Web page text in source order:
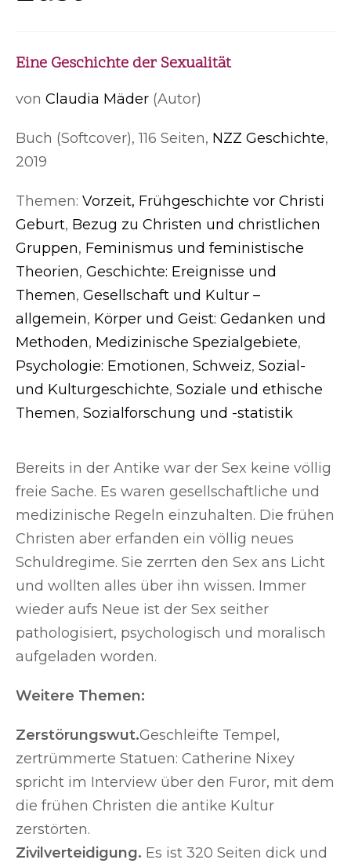
Eine Geschichte der Sexualität
von Claudia Mäder (Autor)
Buch (Softcover), 116 Seiten, NZZ Geschichte,
2019
Themen: Vorzeit, Frühgeschichte vor Christi
Geburt, Bezug zu Christen und christlichen
Gruppen, Feminismus und feministische
Theorien, Geschichte: Ereignisse und
Themen, Gesellschaft und Kultur –
allgemein, Körper und Geist: Gedanken und
Methoden, Medizinische Spezialgebiete,
Psychologie: Emotionen, Schweiz, Sozial-
und Kulturgeschichte, Soziale und ethische
Themen, Sozialforschung und -statistik
Bereits in der Antike war der Sex keine völlig
freie Sache. Es waren gesellschaftliche und
medizinische Regeln einzuhalten. Die frühen
Christen aber erfanden ein völlig neues
Schuldregime. Sie zerrten den Sex ans Licht
und wollten alles über ihn wissen. Immer
wieder aufs Neue ist der Sex seither
pathologisiert, psychologisch und moralisch
aufgeladen worden.
Weitere Themen:
Zerstörungswut.Geschleifte Tempel,
zertrümmerte Statuen: Catherine Nixey
spricht im Interview über den Furor, mit dem
die frühen Christen die antike Kultur
zerstörten.
Zivilverteidigung. Es ist 320 Seiten dick und